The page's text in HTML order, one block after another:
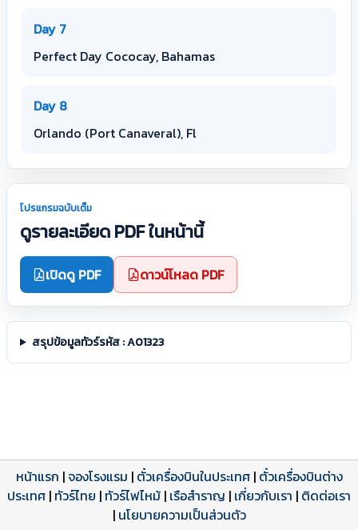
Day 7
Perfect Day Cococay, Bahamas
Day 8
Orlando (Port Canaveral), Fl
โปรแกรมฉบับเต็ม
ดูรายละเอียด PDF ในหน้านี้
เปิดดู PDF ดาวน์โหลด PDF
สรุปข้อมูลทัวร์รหัส : A01323
โปรแกรมทัวร์
ดาวน์โหลด PDF
รีวิวลูกค้าจริง
รีวิวจาก eTravelWay
เปิดหน้าเต็ม
ใบอนุญาตนำเที่ยว
เลขที่ 11/11450
เปิดหน้าเต็ม
หน้าแรก |จองโรงแรม | ตั๋วเครื่องบินในประเทศ| ตั๋วเครื่องบินต่าง
ประเทศ | ทัวร์ไทย | ทัวร์ไฟไหม้ | เรือสำราญ | เกี่ยวกับเรา | ติดต่อเรา
| นโยบายความเป็นส่วนตัว